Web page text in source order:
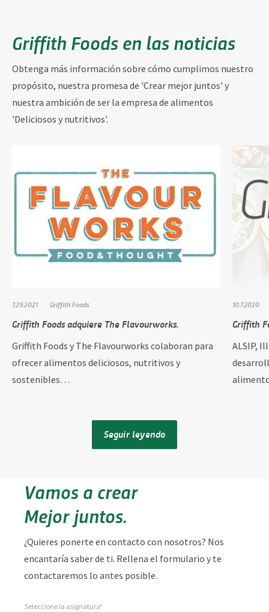
Griffith Foods en las noticias
Obtenga más información sobre cómo cumplimos nuestro
propósito, nuestra promesa de 'Crear mejor juntos' y
nuestra ambición de ser la empresa de alimentos
'Deliciosos y nutritivos'.
7.29.2021 Griffith Foods
Griffith Foods adquiere The Flavourworks.
Griffith Foods y The Flavourworks colaboran para
ofrecer alimentos deliciosos, nutritivos y
sostenibles…
10.7.2020
Griffith
ALSIP,
Seguir leyendo
Vamos a crear
Mejor juntos.
¿Quieres ponerte en contacto con nosotros? Nos
encantaría saber de ti. Rellena el formulario y te
contactaremos lo antes posible.
Seleccione la asignatura*